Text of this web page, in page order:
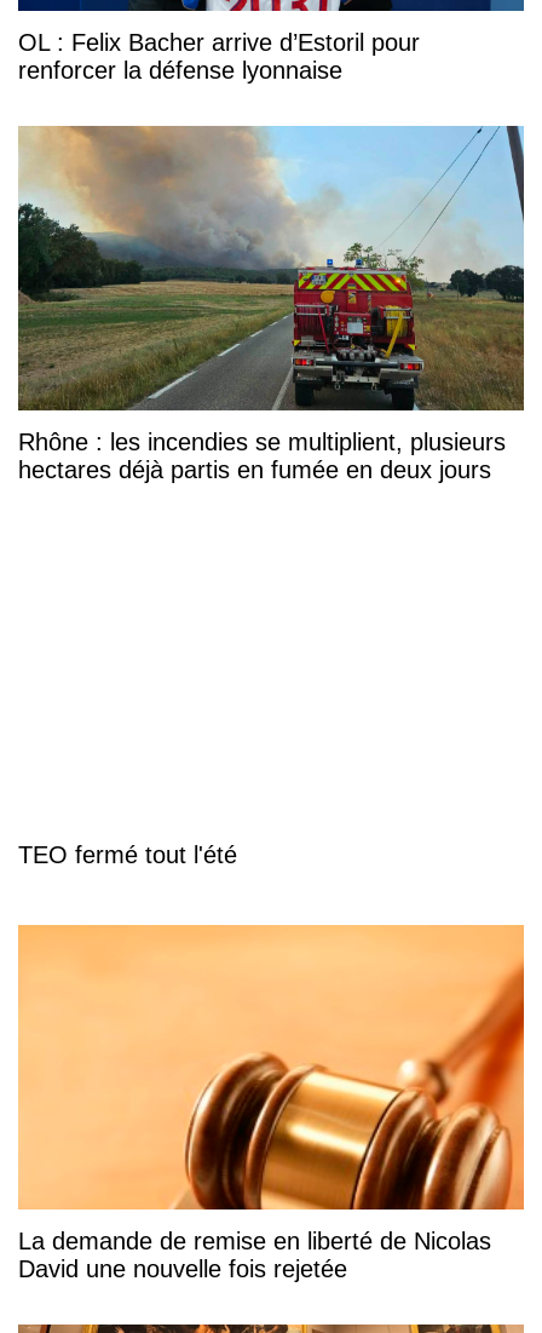
OL : Felix Bacher arrive d’Estoril pour
renforcer la défense lyonnaise
Rhône : les incendies se multiplient, plusieurs
hectares déjà partis en fumée en deux jours
TEO fermé tout l'été
La demande de remise en liberté de Nicolas
David une nouvelle fois rejetée